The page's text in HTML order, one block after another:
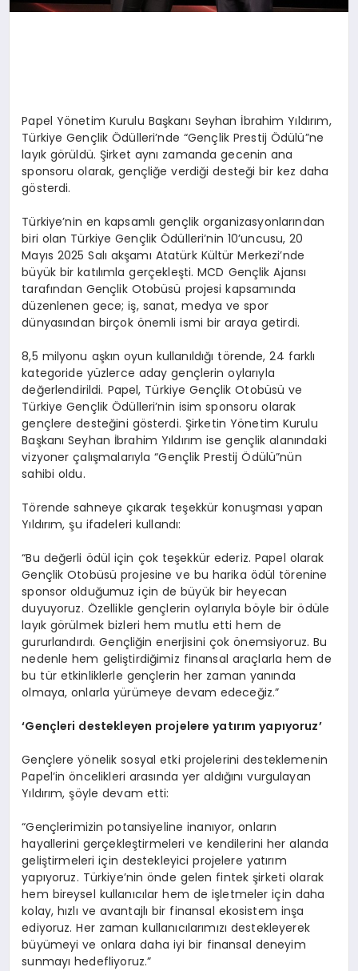
Papel Yönetim Kurulu Başkanı Seyhan İbrahim Yıldırım,
Türkiye Gençlik Ödülleri’nde “Gençlik Prestij Ödülü”ne
layık görüldü. Şirket aynı zamanda gecenin ana
sponsoru olarak, gençliğe verdiği desteği bir kez daha
gösterdi.
Türkiye’nin en kapsamlı gençlik organizasyonlarından
biri olan Türkiye Gençlik Ödülleri’nin 10’uncusu, 20
Mayıs 2025 Salı akşamı Atatürk Kültür Merkezi’nde
büyük bir katılımla gerçekleşti. MCD Gençlik Ajansı
tarafından Gençlik Otobüsü projesi kapsamında
düzenlenen gece; iş, sanat, medya ve spor
dünyasından birçok önemli ismi bir araya getirdi.
8,5 milyonu aşkın oyun kullanıldığı törende, 24 farklı
kategoride yüzlerce aday gençlerin oylarıyla
değerlendirildi. Papel, Türkiye Gençlik Otobüsü ve
Türkiye Gençlik Ödülleri’nin isim sponsoru olarak
gençlere desteğini gösterdi. Şirketin Yönetim Kurulu
Başkanı Seyhan İbrahim Yıldırım ise gençlik alanındaki
vizyoner çalışmalarıyla “Gençlik Prestij Ödülü”nün
sahibi oldu.
Törende sahneye çıkarak teşekkür konuşması yapan
Yıldırım, şu ifadeleri kullandı:
“Bu değerli ödül için çok teşekkür ederiz. Papel olarak
Gençlik Otobüsü projesine ve bu harika ödül törenine
sponsor olduğumuz için de büyük bir heyecan
duyuyoruz. Özellikle gençlerin oylarıyla böyle bir ödüle
layık görülmek bizleri hem mutlu etti hem de
gururlandırdı. Gençliğin enerjisini çok önemsiyoruz. Bu
nedenle hem geliştirdiğimiz finansal araçlarla hem de
bu tür etkinliklerle gençlerin her zaman yanında
olmaya, onlarla yürümeye devam edeceğiz.”
‘Gençleri destekleyen projelere yatırım yapıyoruz’
Gençlere yönelik sosyal etki projelerini desteklemenin
Papel’in öncelikleri arasında yer aldığını vurgulayan
Yıldırım, şöyle devam etti:
“Gençlerimizin potansiyeline inanıyor, onların
hayallerini gerçekleştirmeleri ve kendilerini her alanda
geliştirmeleri için destekleyici projelere yatırım
yapıyoruz. Türkiye’nin önde gelen fintek şirketi olarak
hem bireysel kullanıcılar hem de işletmeler için daha
kolay, hızlı ve avantajlı bir finansal ekosistem inşa
ediyoruz. Her zaman kullanıcılarımızı destekleyerek
büyümeyi ve onlara daha iyi bir finansal deneyim
sunmayı hedefliyoruz.”